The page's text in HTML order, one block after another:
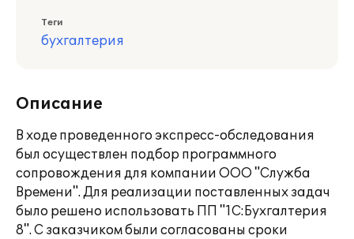
Теги
бухгалтерия
Описание
В ходе проведенного экспресс-обследования
был осуществлен подбор программного
сопровождения для компании ООО "Служба
Времени". Для реализации поставленных задач
было решено использовать ПП "1С:Бухгалтерия
8". С заказчиком были согласованы сроки